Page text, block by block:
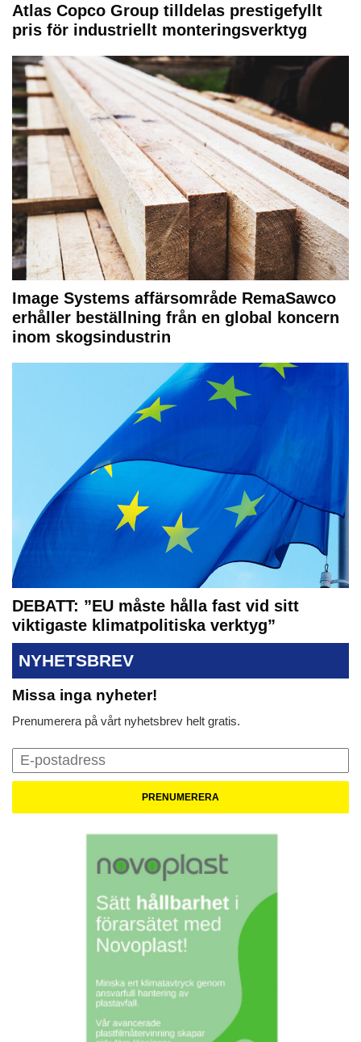
Atlas Copco Group tilldelas prestigefyllt
pris för industriellt monteringsverktyg
Image Systems affärsområde RemaSawco
erhåller beställning från en global koncern
inom skogsindustrin
DEBATT: ”EU måste hålla fast vid sitt
viktigaste klimatpolitiska verktyg”
NYHETSBREV
Missa inga nyheter!
Prenumerera på vårt nyhetsbrev helt gratis.